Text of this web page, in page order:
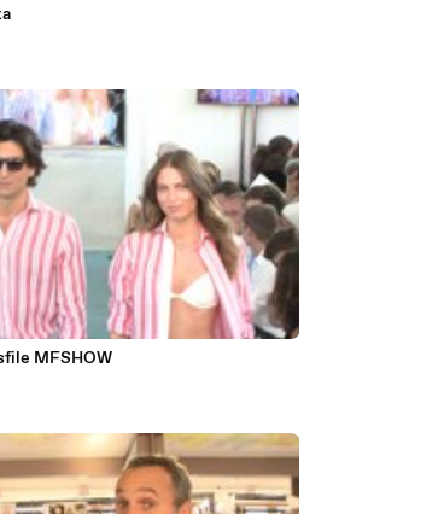
MFSHOW